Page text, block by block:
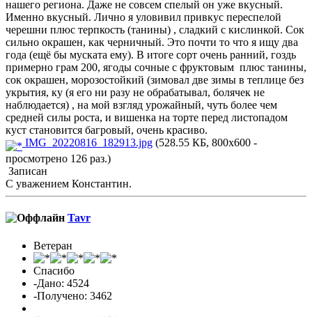
нашего региона. Даже не совсем спелый он уже вкусный.
Именно вкусный. Лично я уловивил привкус переспелой
черешни плюс терпкость (танины) , сладкий с кислинкой. Сок
сильно окрашен, как черничный. Это почти то что я ищу два
года (ещё бы муската ему). В итоге сорт очень ранний, гоздь
примерно грам 200, ягоды сочные с фруктовым плюс танины,
сок окрашен, морозостойкий (зимовал две зимы в теплице без
укрытия, ку (я его ни разу не обрабатывал, болячек не
наблюдается) , на мой взгляд урожайный, чуть более чем
средней силы роста, и вишенка на торте перед листопадом
куст становится багровый, очень красиво.
IMG_20220816_182913.jpg (528.55 КБ, 800x600 -
просмотрено 126 раз.)
Записан
С уважением Константин.
Tavr
Ветеран
Спасибо
-Дано: 4524
-Получено: 3462